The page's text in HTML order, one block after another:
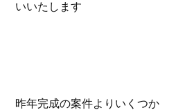
いいたします
昨年完成の案件よりいくつか